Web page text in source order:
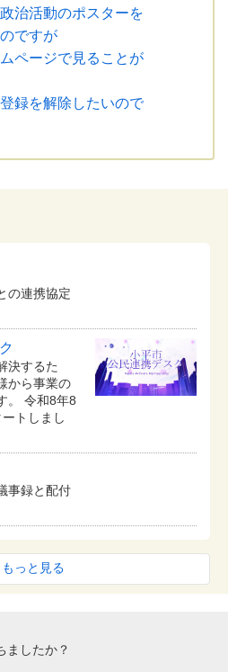
治活動のポスターを
ですが
ページで見ることが
録を解除したいので
もっと見る
の連携協定
決するた
から事業の
。 令和8年8
トしまし
事録と配付
ましたか？